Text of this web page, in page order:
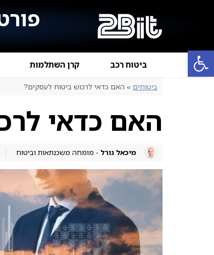
פתח סרגל נגישות ביטוח רכב קרן השתלמות
ביטוחים » האם כדאי לרכוש ביטוח לעסקים?
האם כדאי
מיכאל גורל - מומחה משכנתאות וביטוח